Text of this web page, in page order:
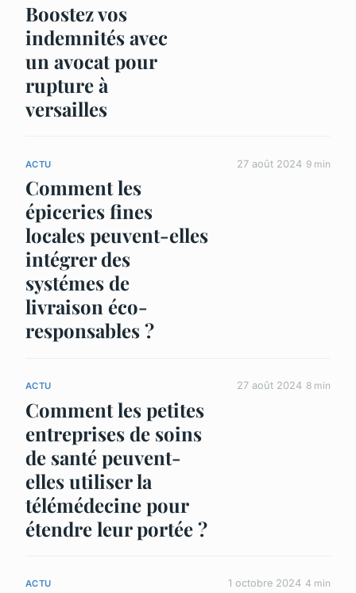
Boostez vos
indemnités avec
un avocat pour
rupture à
versailles
ACTU
Comment les
épiceries fines
locales peuvent-elles
intégrer des
systémes de
livraison éco-
responsables ?
27 août 2024 9 min
ACTU
Comment les petites
entreprises de soins
de santé peuvent-
elles utiliser la
télémédecine pour
étendre leur portée ?
27 août 2024 8 min
ACTU 1 octobre 2024 4 min